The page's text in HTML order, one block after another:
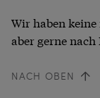
Wir haben
aber gerne
NACH OBEN